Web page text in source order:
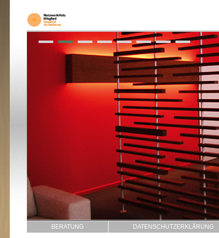
BERATUNG DATENSCHUTZERKLÄRUNG